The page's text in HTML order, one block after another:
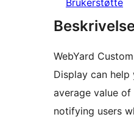
WebYard
Display can help
average value
notifying users